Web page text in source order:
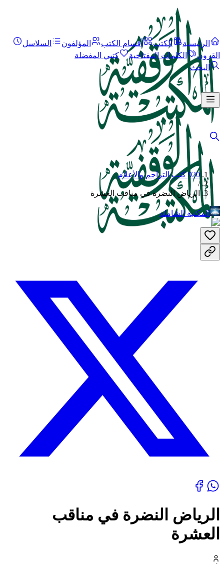
الرئيسية الكتب أقسام الكتب المؤلفون
السلاسل
القرون
الكلمات المفتاحية
كتبي المفضلة
البحث
920 كتب التراجم والأعلام
/
الرياض النضرة في مناقب العشرة
المكتبة الشاملة
الرياض النضرة في مناقب
العشرة